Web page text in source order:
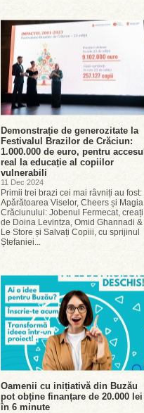
Demonstrație de generozitate la
Festivalul Brazilor de Crăciun:
1.000.000 de euro, pentru accesul
real la educație al copiilor
vulnerabili
11 Dec 2024
Primii trei brazi cei mai râvniți au fost:
Apărătoarea Viselor, Cheers și Magia
Crăciunului: Jobenul Fermecat, creați
de Doina Levintza, Omid Ghannadi &
Le Store și Salvați Copiii, cu sprijinul
Ștefaniei...
Oamenii cu inițiativă din Buzău
pot obține finanțare de 20.000 lei
în 6 minute